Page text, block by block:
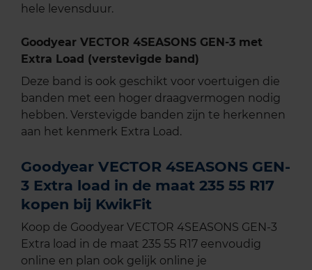
hele levensduur.
Goodyear VECTOR 4SEASONS GEN-3 met
Extra Load (verstevigde band)
Deze band is ook geschikt voor voertuigen die
banden met een hoger draagvermogen nodig
hebben. Verstevigde banden zijn te herkennen
aan het kenmerk Extra Load.
Goodyear VECTOR 4SEASONS GEN-
3 Extra load in de maat 235 55 R17
kopen bij KwikFit
Koop de Goodyear VECTOR 4SEASONS GEN-3
Extra load in de maat 235 55 R17 eenvoudig
online en plan ook gelijk online je